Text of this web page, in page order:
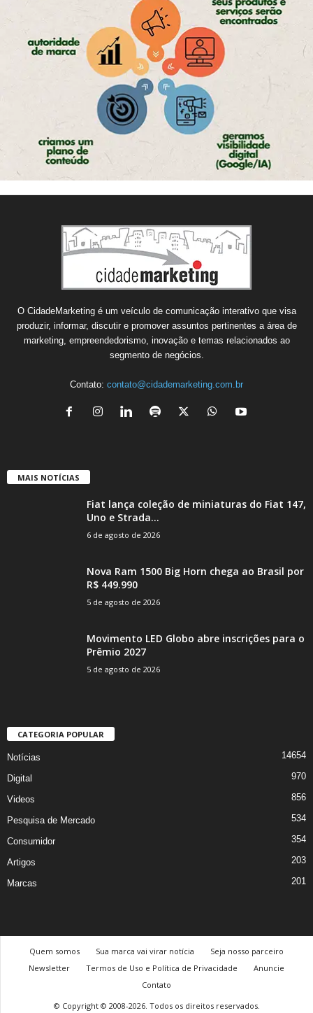
O CidadeMarketing é um veículo de comunicação interativo que visa
produzir, informar, discutir e promover assuntos pertinentes a área de
marketing, empreendedorismo, inovação e temas relacionados ao
segmento de negócios.
Contato: contato@cidademarketing.com.br
MAIS NOTÍCIAS
Fiat lança coleção de miniaturas do Fiat 147,
Uno e Strada...
6 de agosto de 2026
Nova Ram 1500 Big Horn chega ao Brasil por
R$ 449.990
5 de agosto de 2026
Movimento LED Globo abre inscrições para o
Prêmio 2027
5 de agosto de 2026
CATEGORIA POPULAR
Notícias 14654
Digital 970
Videos 856
Pesquisa de Mercado 534
Consumidor 354
Artigos 203
Marcas 201
Quem somos Sua marca vai virar notícia
Seja nosso parceiro
Newsletter
Termos de Uso e Política de Privacidade
Anuncie
Contato
© Copyright © 2008-2026. Todos os direitos reservados.